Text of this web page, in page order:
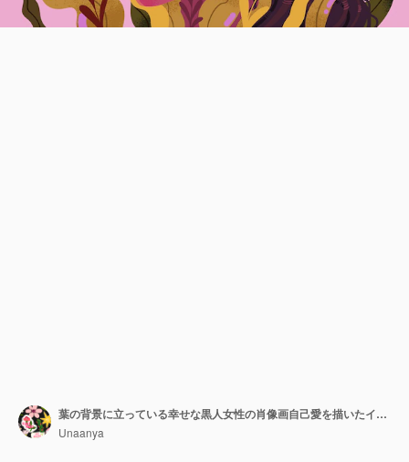
葉の背景に立っている幸せな黒人女性の肖像画自己愛を描いたイラスト
Unaanya